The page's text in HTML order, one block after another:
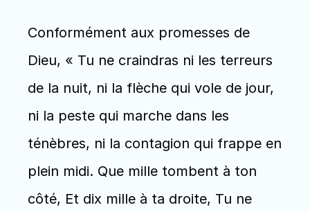
Conformément aux promesses de
Dieu, « Tu ne craindras ni les terreurs
de la nuit, ni la flèche qui vole de jour,
ni la peste qui marche dans les
ténèbres, ni la contagion qui frappe en
plein midi. Que mille tombent à ton
côté, Et dix mille à ta droite, Tu ne